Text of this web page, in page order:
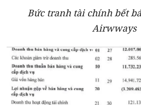
Bức tranh tài chính bết
Airwways